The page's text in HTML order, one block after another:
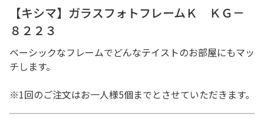
【キシマ】ガラスフォトフレームＫ ＫＧ－
８２２３
ベーシックなフレームでどんなテイストのお部屋にもマッ
チします。
※1回のご注文はお一人様5個までとさせていただきます。